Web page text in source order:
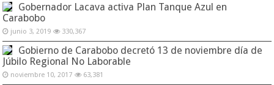
Gobernador Lacava activa Plan Tanque Azul en
Carabobo
junio 3, 2019 330,367
Gobierno de Carabobo decretó 13 de noviembre día de
Júbilo Regional No Laborable
noviembre 10, 2017 63,381